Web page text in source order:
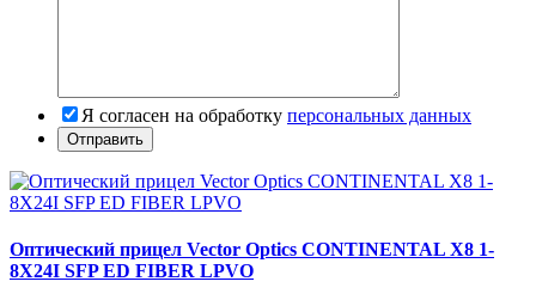
Я согласен на обработку персональных данных
Оптический прицел Vector Optics CONTINENTAL X8 1-
8X24I SFP ED FIBER LPVO